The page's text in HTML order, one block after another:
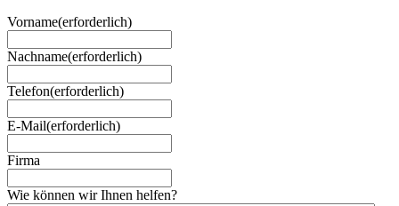
Vorname(erforderlich)
Nachname(erforderlich)
Telefon(erforderlich)
E-Mail(erforderlich)
Firma
Wie können wir Ihnen helfen?